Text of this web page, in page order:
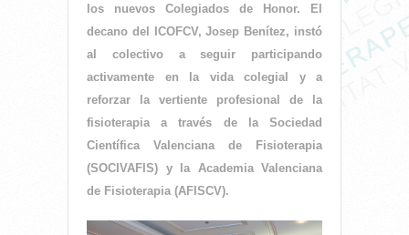
los nuevos Colegiados de Honor. El
decano del ICOFCV, Josep Benítez, instó
al colectivo a seguir participando
activamente en la vida colegial y a
reforzar la vertiente profesional de la
fisioterapia a través de la Sociedad
Científica Valenciana de Fisioterapia
(SOCIVAFIS) y la Academia Valenciana
de Fisioterapia (AFISCV).